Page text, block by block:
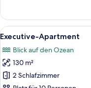
Suite
Alle
Fotos
für
Executive-
Apartment
7
Executive-Apartment
Blick auf den Ozean
130 m²
2 Schlafzimmer